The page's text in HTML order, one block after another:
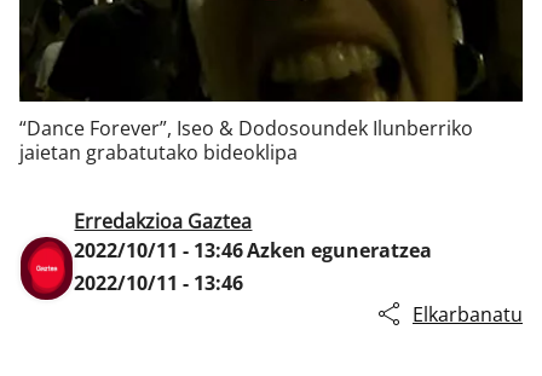
Klisk
“Dance Forever”, Iseo & Dodosoundek Ilunberriko
jaietan grabatutako bideoklipa
Erredakzioa Gaztea
2022/10/11 - 13:46Azken eguneratzea
2022/10/11 - 13:46
Elkarbanatu